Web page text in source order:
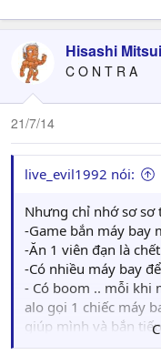
Hisashi Mitsui
C O N T R A
21/7/14
live_evil1992 nói:
Nhưng chỉ nhớ sơ sơ
-Game bắn máy bay
-Ăn 1 viên đạn là
-Có nhiều máy bay
- Có boom .. mỗi khi
alo gọi 1 chiếc máy
giúp mình và bắn
máy bay gọi con